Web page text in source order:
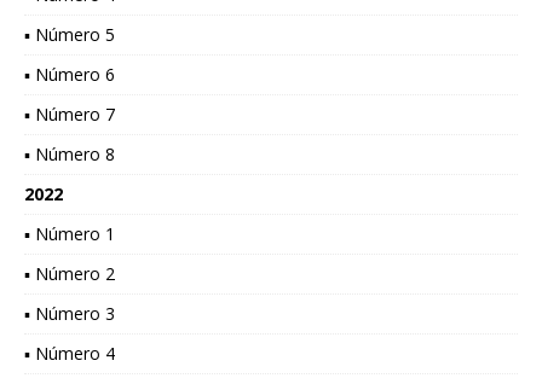
▪ Número 5
▪ Número 6
▪ Número 7
▪ Número 8
2022
▪ Número 1
▪ Número 2
▪ Número 3
▪ Número 4